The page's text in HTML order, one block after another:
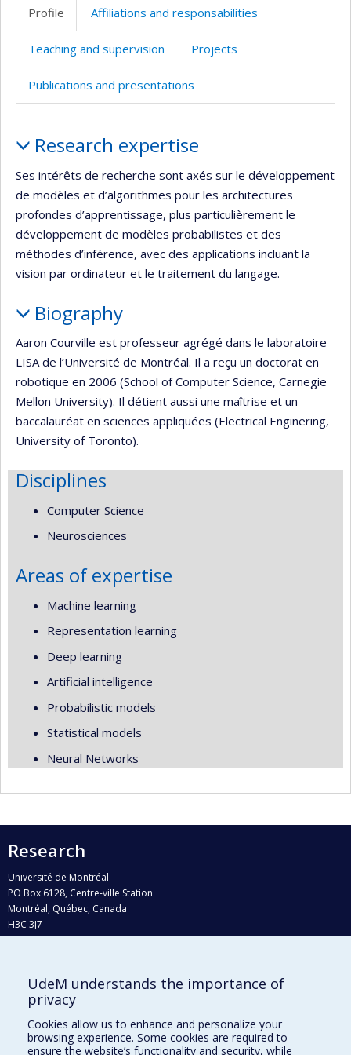
Profile Affiliations and responsabilities
Teaching and supervision Projects
Publications and presentations
Research expertise
Ses intérêts de recherche sont axés sur le développement
de modèles et d’algorithmes pour les architectures
profondes d’apprentissage, plus particulièrement le
développement de modèles probabilistes et des
méthodes d’inférence, avec des applications incluant la
vision par ordinateur et le traitement du langage.
Biography
Aaron Courville est professeur agrégé dans le laboratoire
LISA de l’Université de Montréal. Il a reçu un doctorat en
robotique en 2006 (School of Computer Science, Carnegie
Mellon University). Il détient aussi une maîtrise et un
baccalauréat en sciences appliquées (Electrical Enginering,
University of Toronto).
Disciplines
Computer Science
Neurosciences
Areas of expertise
Machine learning
Representation learning
Deep learning
Artificial intelligence
Probabilistic models
Statistical models
Neural Networks
Research
Université de Montréal
PO Box 6128, Centre-ville Station
Montréal, Québec, Canada
H3C 3J7
Who does what?
Find us
Site map
UdeM understands the importance of
privacy
Cookies allow us to enhance and personalize your
browsing experience. Some cookies are required to
ensure the website’s functionality and security, while